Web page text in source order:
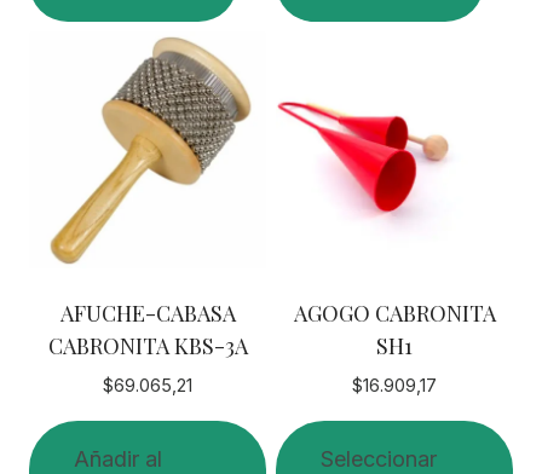
AFUCHE-CABASA
CABRONITA KBS-3A
$69.065,21
Añadir al
AGOGO CABRONITA
SH1
$16.909,17
Seleccionar